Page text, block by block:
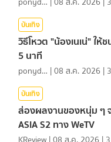
บันเทิง
วิธีโหวต "น้องเนเน่" ให้
5 นาที
ponydiary |08 ส.ค. 2026 | 3
บันเทิง
ส่องผลงานของหนุ่ม ๆ จ
ASIA S2 ทาง WeTV